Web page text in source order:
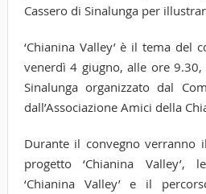
Cassero di Sinalunga per
‘Chianina Valley’ è il tema del
venerdì 4 giugno, alle ore 9.30,
Sinalunga organizzato dal
dall’Associazione Amici della
Durante il convegno verranno
progetto ‘Chianina
‘Chianina Valley’ e il